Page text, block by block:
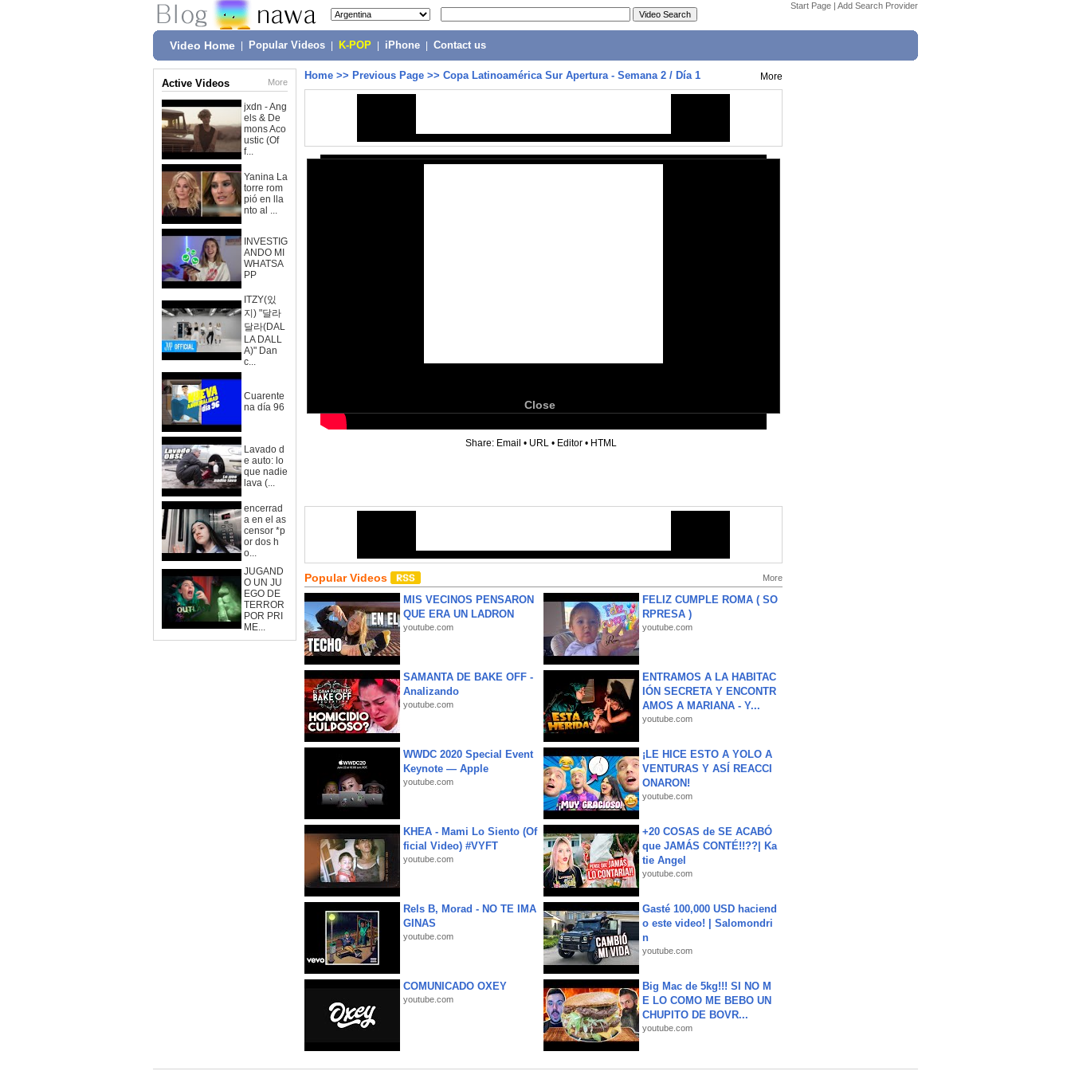
Start Page | Add Search Provider
Video Home Popular Videos K-POP iPhone Contact us
Active Videos More
jxdn - Ang
els & De
mons Aco
ustic (Of
f...
Yanina La
torre rom
pió en lla
nto al ...
INVESTIG
ANDO MI
WHATSA
PP
ITZY(있
지) "달라
달라(DAL
LA DALL
A)" Dan
c...
Cuarente
na día 96
Lavado d
e auto: lo
que nadie
lava (...
encerrad
a en el as
censor *p
or dos h
o...
JUGAND
O UN JU
EGO DE
TERROR
POR PRI
ME...
Home >> Previous Page >> Copa Latinoamérica Sur Apertura - Semana 2 / Día 1 More
Close
Share: Email • URL • Editor • HTML
Popular Videos More
MIS VECINOS PENSARON
QUE ERA UN LADRON
youtube.com
FELIZ CUMPLE ROMA ( SO
RPRESA )
youtube.com
SAMANTA DE BAKE OFF -
Analizando
youtube.com
ENTRAMOS A LA HABITAC
IÓN SECRETA Y ENCONTR
AMOS A MARIANA - Y...
youtube.com
WWDC 2020 Special Event
Keynote — Apple
youtube.com
¡LE HICE ESTO A YOLO A
VENTURAS Y ASÍ REACCI
ONARON!
youtube.com
KHEA - Mami Lo Siento (Of
ficial Video) #VYFT
youtube.com
+20 COSAS de SE ACABÓ
que JAMÁS CONTÉ!!??| Ka
tie Angel
youtube.com
Rels B, Morad - NO TE IMA
GINAS
youtube.com
Gasté 100,000 USD haciend
o este video! | Salomondri
n
youtube.com
COMUNICADO OXEY
youtube.com
Big Mac de 5kg!!! SI NO M
E LO COMO ME BEBO UN
CHUPITO DE BOVR...
youtube.com